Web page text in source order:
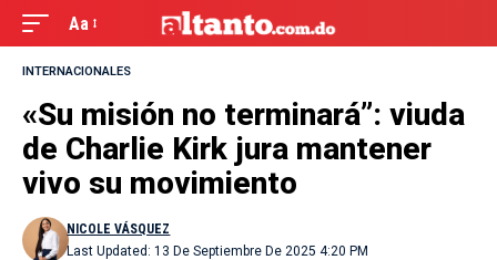
Aa
INTERNACIONALES
«Su misión no terminará”: viuda
de Charlie Kirk jura mantener
vivo su movimiento
Last Updated: 13 De Septiembre De 2025 4:20 PM
NICOLE VÁSQUEZ